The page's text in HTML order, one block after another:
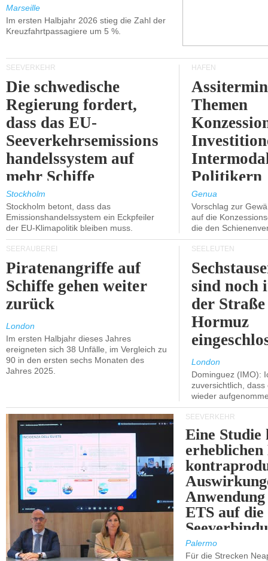
Marseille
Im ersten Halbjahr 2026 stieg die Zahl der
Kreuzfahrtpassagiere um 5 %.
SEEVERKEHR
Die schwedische
Regierung fordert,
dass das EU-
Seeverkehrsemissions
handelssystem auf
mehr Schiffe
ausgeweitet wird.
Stockholm
Stockholm betont, dass das
Emissionshandelssystem ein Eckpfeiler
der EU-Klimapolitik bleiben muss.
HÄFEN
Themen
Politikern
Genua
Vorschlag zur
auf die
die den
SEERÄUBEREI
Piratenangriffe auf
Schiffe gehen weiter
zurück
London
Im ersten Halbjahr dieses Jahres
ereigneten sich 38 Unfälle, im Vergleich zu
90 in den ersten sechs Monaten des
Jahres 2025.
SEELEUTEN
sind noch
der
Hormuz
London
Dominguez (IMO):
zuversichtlich,
wieder
SEEVERKEHR
Eine Studie
ETS auf die
Palermo
Für die Strecken